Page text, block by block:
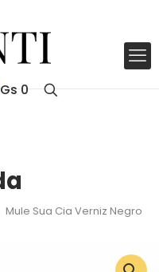
Gs 0
Mule Sua Cia Verniz Negro